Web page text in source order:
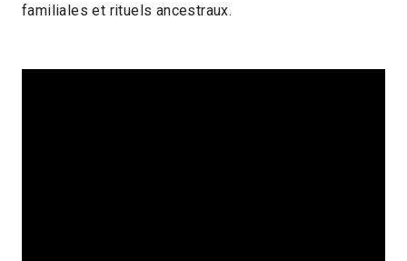
familiales et rituels ancestraux.